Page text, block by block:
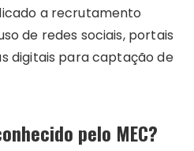
a recrutamento
de redes sociais, portais
digitais para captação de
pelo MEC?